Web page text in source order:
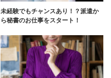
未経験でもチャンスあり！？派遣か
ら秘書のお仕事をスタート！